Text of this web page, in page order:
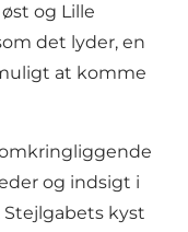
og Lille
det lyder, en
at komme
og indsigt i
kyst